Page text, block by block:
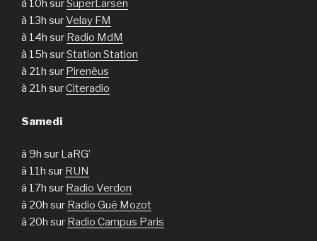
à 10h surSuperLarsen
à 13h surVelay FM
à 14h sur Radio MdM
à 15h surStation Station
à 21h sur Pirenèus
à 21h surCiteradio
Samedi
à 9h sur LaRG’
à 11h sur RUN
à 17h sur Radio Verdon
à 20h sur Radio Gué Mozot
à 20h sur Radio Campus Paris